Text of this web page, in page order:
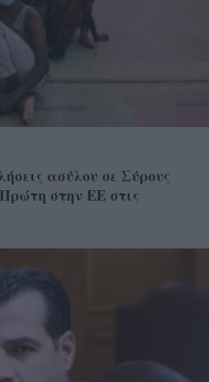
ασύλου σε Σύρους
στην ΕΕ στις